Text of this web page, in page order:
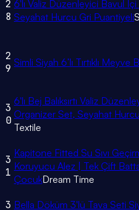
2
8
6'lı Valiz Düzenleyici Bavul
Seyahat Hurcu Gri Puantiyeli
2
9 Simli Siyah 6’lı Tırtıklı Meyve
3
0
6'lı Bej Balıksırtı Valiz
Organizer Set, Seyahat Hurcu
Textile
3
1
Kapitone Fitted Su Sıvı
Koruyucu Alez | Tek Çift
ÇocukDream Time
3 Bella Döküm 3'lü Tava Seti